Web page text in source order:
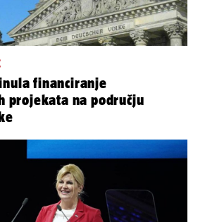
financiranje
projekata na području